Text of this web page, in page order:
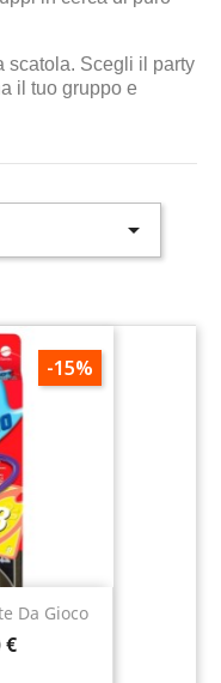
scatola. Scegli il party
il tuo gruppo e

Da Gioco
€
-15%